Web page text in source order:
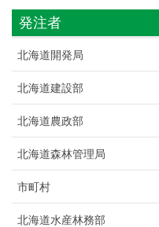
発注者
北海道開発局
北海道建設部
北海道農政部
北海道森林管理局
市町村
北海道水産林務部